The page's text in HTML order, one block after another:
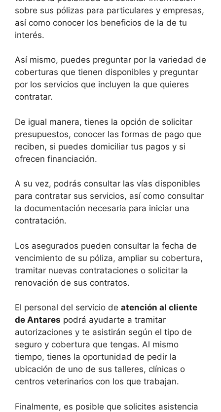
sobre sus pólizas para particulares y empresas,
así como conocer los beneficios de la de tu
interés.
Así mismo, puedes preguntar por la variedad de
coberturas que tienen disponibles y preguntar
por los servicios que incluyen la que quieres
contratar.
De igual manera, tienes la opción de solicitar
presupuestos, conocer las formas de pago que
reciben, si puedes domiciliar tus pagos y si
ofrecen financiación.
A su vez, podrás consultar las vías disponibles
para contratar sus servicios, así como consultar
la documentación necesaria para iniciar una
contratación.
Los asegurados pueden consultar la fecha de
vencimiento de su póliza, ampliar su cobertura,
tramitar nuevas contrataciones o solicitar la
renovación de sus contratos.
El personal del servicio de atención al cliente
de Antares podrá ayudarte a tramitar
autorizaciones y te asistirán según el tipo de
seguro y cobertura que tengas. Al mismo
tiempo, tienes la oportunidad de pedir la
ubicación de uno de sus talleres, clínicas o
centros veterinarios con los que trabajan.
Finalmente, es posible que solicites asistencia